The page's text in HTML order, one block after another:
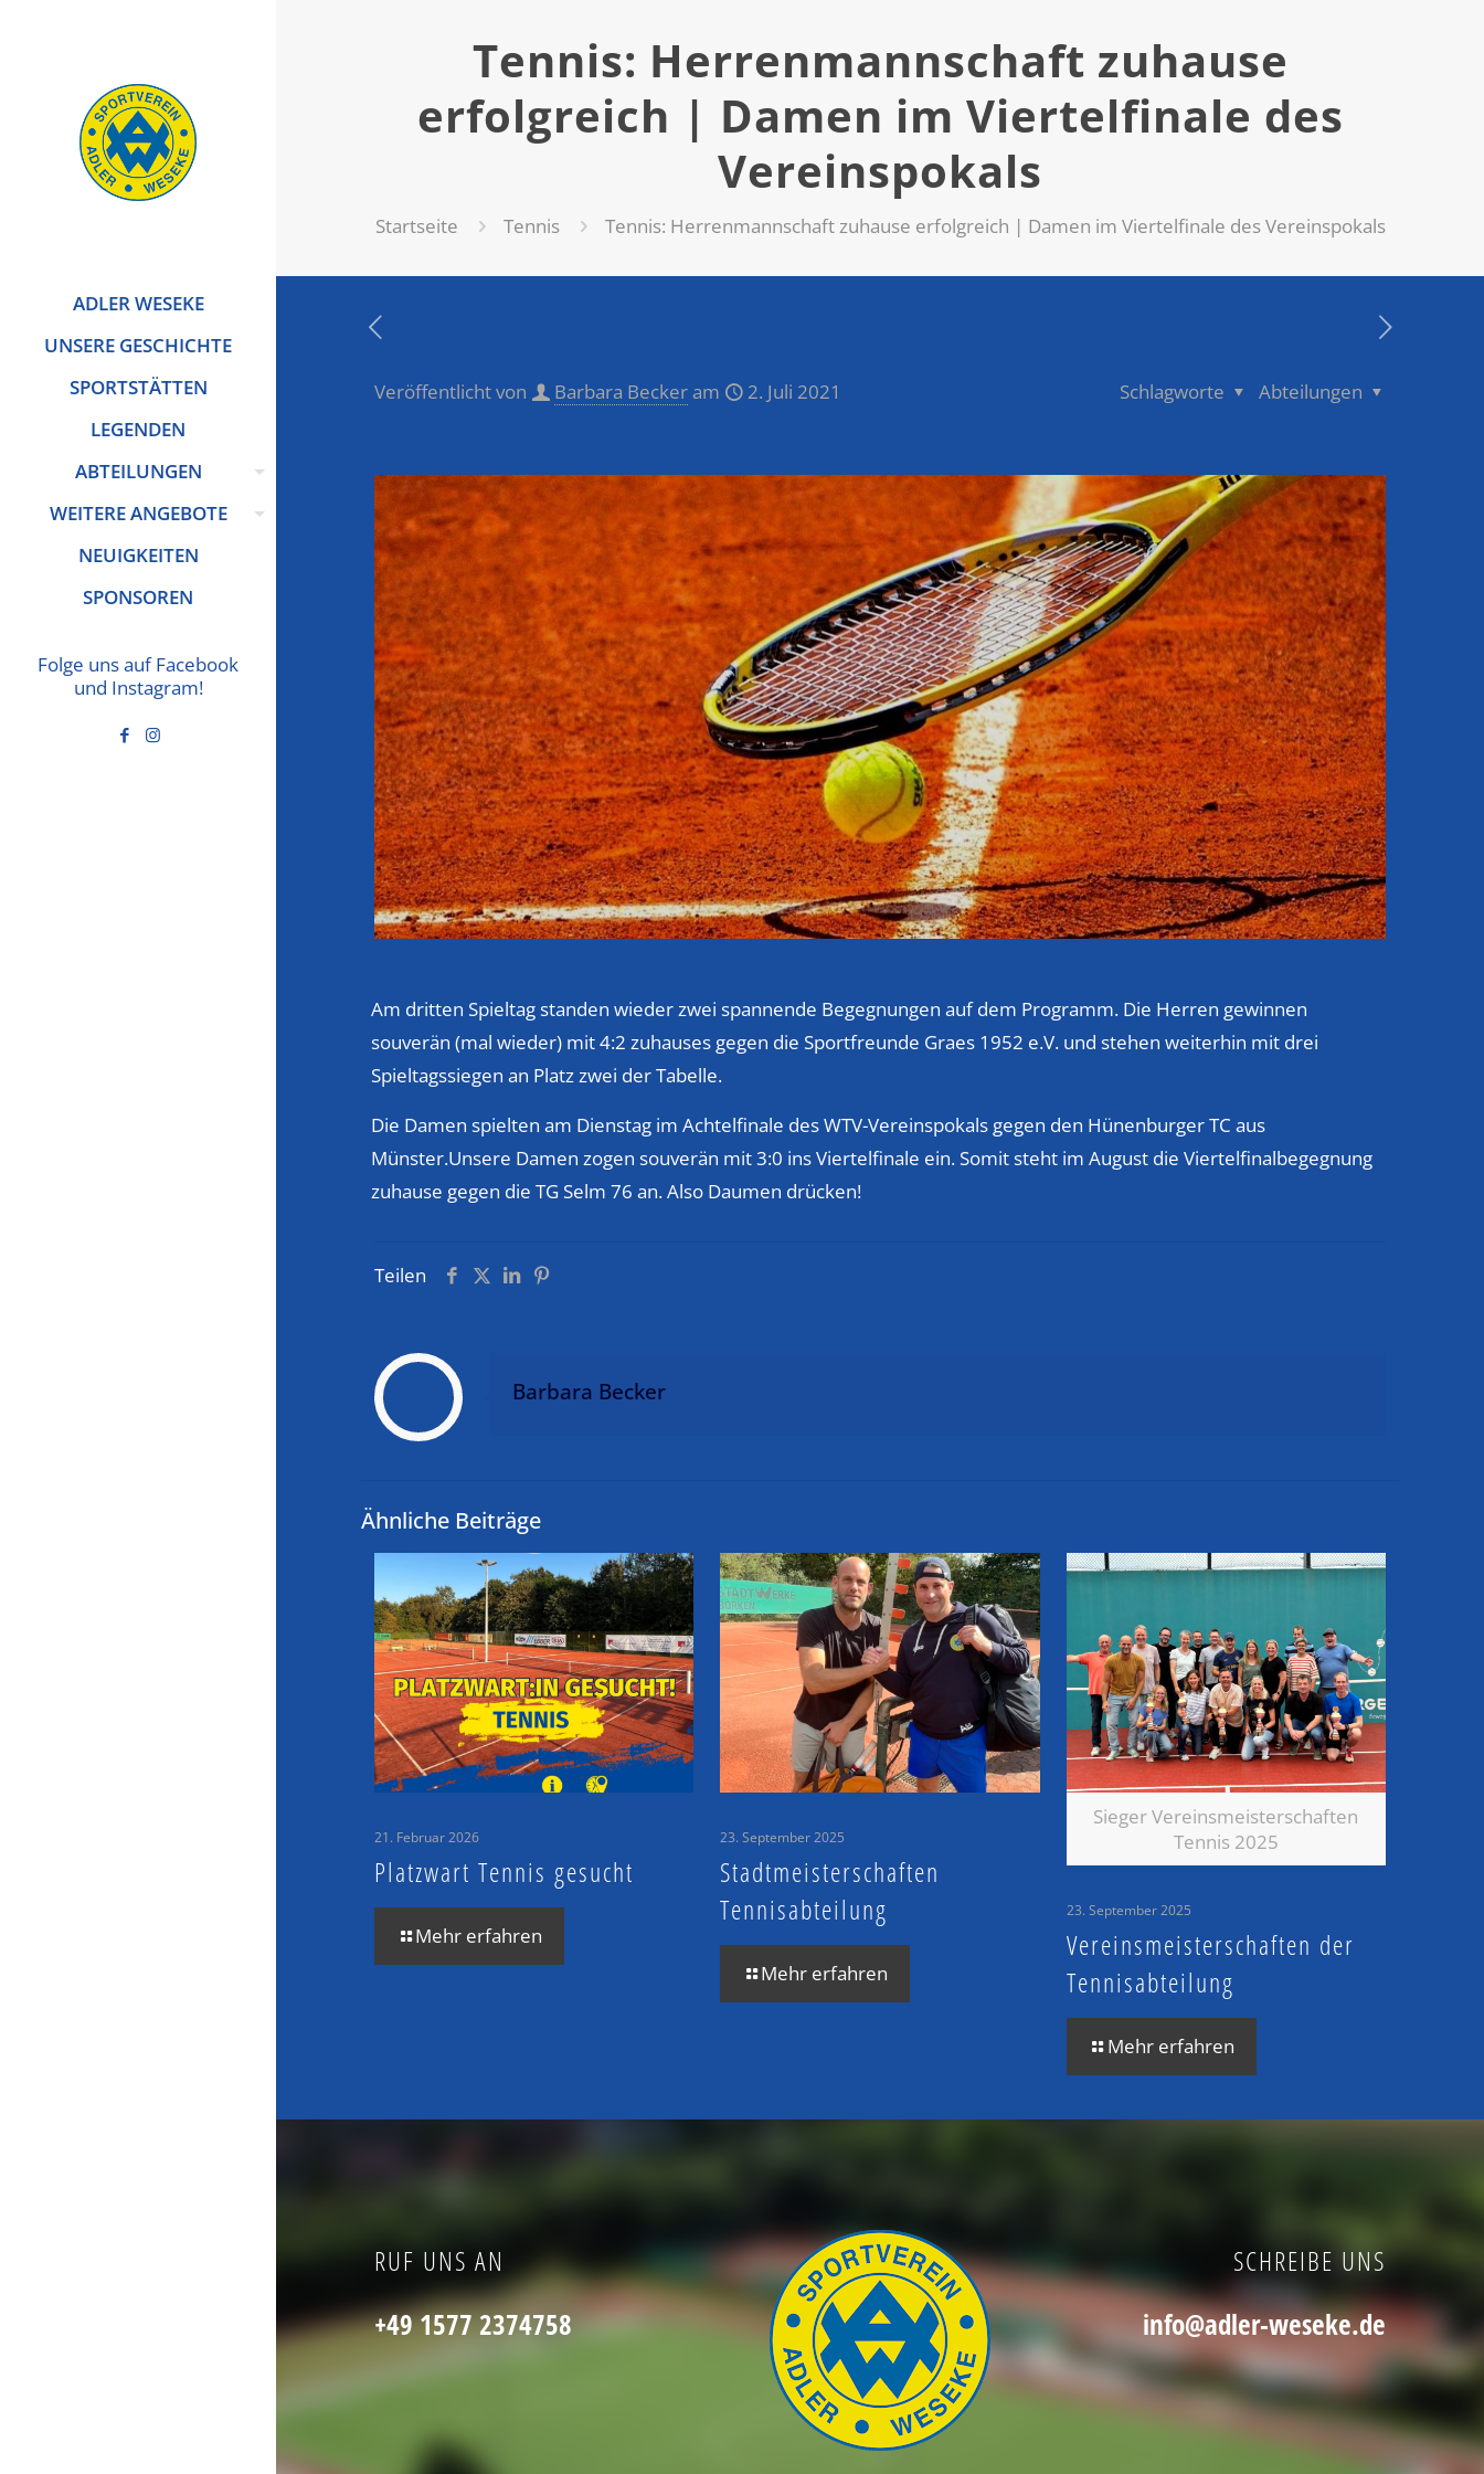
ADLER WESEKE
UNSERE GESCHICHTE
SPORTSTÄTTEN
LEGENDEN
ABTEILUNGEN
WEITERE ANGEBOTE
NEUIGKEITEN
SPONSOREN
Folge uns auf Facebook
und Instagram!
Tennis: Herrenmannschaft zuhause
erfolgreich | Damen im Viertelfinale des
Vereinspokals
Startseite Tennis Tennis: Herrenmannschaft zuhause erfolgreich | Damen im Viertelfinale des Vereinspokals
Veröffentlicht von Barbara Beckeram 2. Juli 2021 Abteilungen
Schlagworte
Am dritten Spieltag standen wieder zwei spannende Begegnungen auf dem Programm. Die Herren gewinnen
souverän (mal wieder) mit 4:2 zuhauses gegen die Sportfreunde Graes 1952 e.V. und stehen weiterhin mit drei
Spieltagssiegen an Platz zwei der Tabelle.
Die Damen spielten am Dienstag im Achtelfinale des WTV-Vereinspokals gegen den Hünenburger TC aus
Münster.Unsere Damen zogen souverän mit 3:0 ins Viertelfinale ein. Somit steht im August die Viertelfinalbegegnung
zuhause gegen die TG Selm 76 an. Also Daumen drücken!
Teilen
Barbara Becker
Ähnliche Beiträge
21. Februar 2026
Platzwart Tennis gesucht
Mehr erfahren
23. September 2025
Stadtmeisterschaften
Tennisabteilung
Mehr erfahren
Sieger Vereinsmeisterschaften
Tennis 2025
23. September 2025
Vereinsmeisterschaften der
Tennisabteilung
Mehr erfahren
RUF UNS AN
+49 1577 2374758
SCHREIBE UNS
info@adler-weseke.de